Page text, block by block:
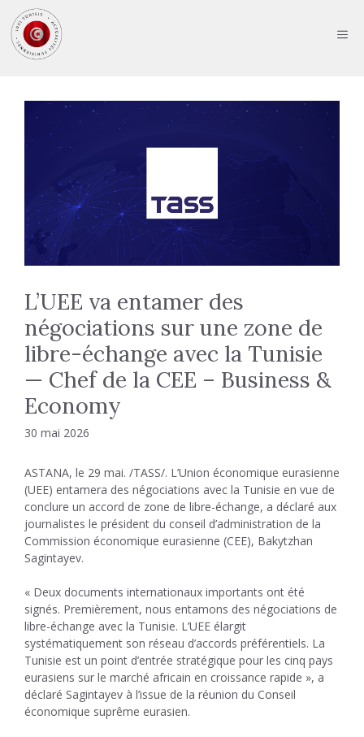
au
contenu
L’UEE va entamer des
négociations sur une zone de
libre-échange avec la Tunisie
— Chef de la CEE – Business &
Economy
30 mai 2026
ASTANA, le 29 mai. /TASS/. L’Union économique eurasienne
(UEE) entamera des négociations avec la Tunisie en vue de
conclure un accord de zone de libre-échange, a déclaré aux
journalistes le président du conseil d’administration de la
Commission économique eurasienne (CEE), Bakytzhan
Sagintayev.
« Deux documents internationaux importants ont été
signés. Premièrement, nous entamons des négociations de
libre-échange avec la Tunisie. L’UEE élargit
systématiquement son réseau d’accords préférentiels. La
Tunisie est un point d’entrée stratégique pour les cinq pays
eurasiens sur le marché africain en croissance rapide », a
déclaré Sagintayev à l’issue de la réunion du Conseil
économique suprême eurasien.